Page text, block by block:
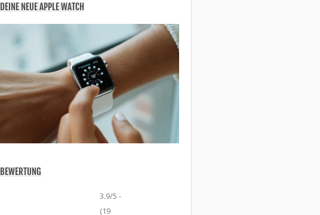
DEINE NEUE APPLE WATCH
BEWERTUNG
3.9/5 -
(19